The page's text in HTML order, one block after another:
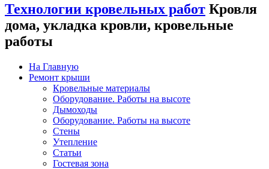
Технологии кровельных работ Кровля
дома, укладка кровли, кровельные
работы
На Главную
Ремонт крыши
Кровельные материалы
Оборудование. Работы на высоте
Дымоходы
Оборудование. Работы на высоте
Стены
Утепление
Статьи
Гостевая зона